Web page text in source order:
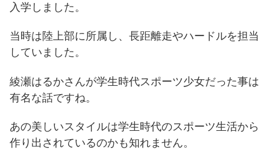
入学しました。
当時は陸上部に所属し、長距離走やハードルを担当
していました。
綾瀬はるかさんが学生時代スポーツ少女だった事は
有名な話ですね。
あの美しいスタイルは学生時代のスポーツ生活から
作り出されているのかも知れません。